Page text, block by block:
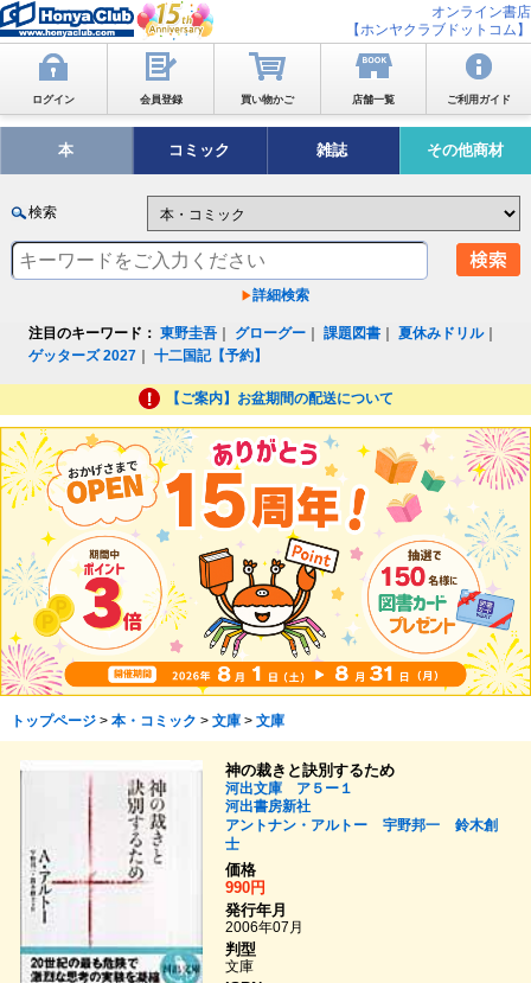
オンライン書店
【ホンヤクラブドットコム】
ログイン 会員登録 買い物かご 店舗一覧 ご利用ガイド
本 コミック 雑誌 その他商材
検索
詳細検索
注目のキーワード： 東野圭吾 グローグー ｜課題図書 ｜夏休みドリル｜
ゲッターズ 2027 ｜十二国記【予約】
【ご案内】お盆期間の配送について
トップページ> 本・コミック > 文庫> 文庫
神の裁きと訣別するため
河出文庫 ア５ー１
河出書房新社
アントナン・アルトー
宇野邦一
鈴木創
士
価格
990円
発行年月
2006年07月
判型
文庫